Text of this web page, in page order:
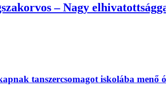
– Nagy
tanszercsomagot iskolába menő